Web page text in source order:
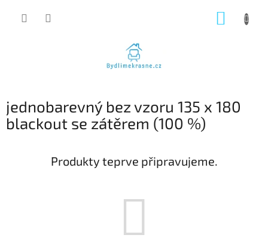
jednobarevný bez vzoru 135 x 180
blackout se zátěrem (100 %)
Produkty teprve připravujeme.